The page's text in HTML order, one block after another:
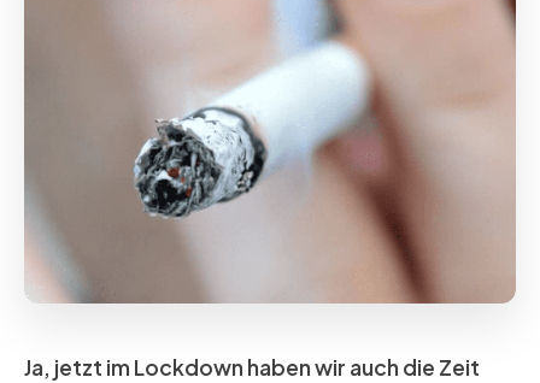
Ja, jetzt im Lockdown haben wir auch die Zeit